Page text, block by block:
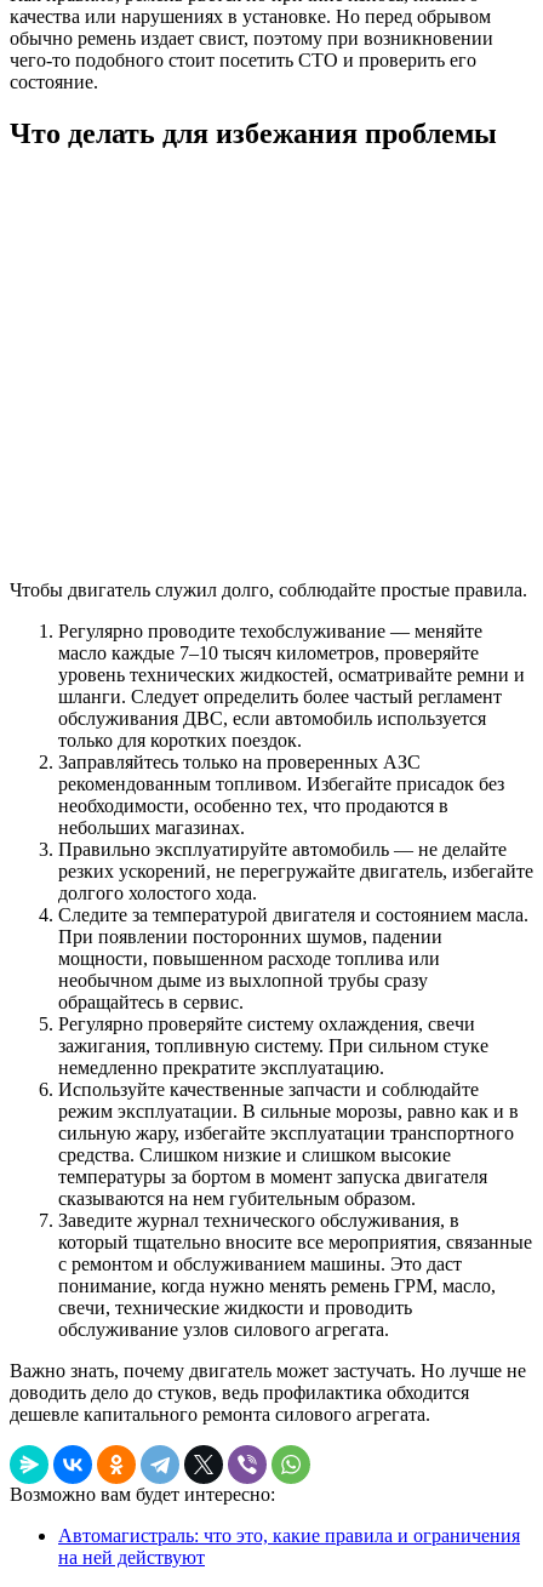
качества или нарушениях в установке. Но перед обрывом
обычно ремень издает свист, поэтому при возникновении
чего-то подобного стоит посетить СТО и проверить его
состояние.
Что делать для избежания проблемы
Чтобы двигатель служил долго, соблюдайте простые правила.
Регулярно проводите техобслуживание — меняйте
масло каждые 7–10 тысяч километров, проверяйте
уровень технических жидкостей, осматривайте ремни и
шланги. Следует определить более частый регламент
обслуживания ДВС, если автомобиль используется
только для коротких поездок.
Заправляйтесь только на проверенных АЗС
рекомендованным топливом. Избегайте присадок без
необходимости, особенно тех, что продаются в
небольших магазинах.
Правильно эксплуатируйте автомобиль — не делайте
резких ускорений, не перегружайте двигатель, избегайте
долгого холостого хода.
Следите за температурой двигателя и состоянием масла.
При появлении посторонних шумов, падении
мощности, повышенном расходе топлива или
необычном дыме из выхлопной трубы сразу
обращайтесь в сервис.
Регулярно проверяйте систему охлаждения, свечи
зажигания, топливную систему. При сильном стуке
немедленно прекратите эксплуатацию.
Используйте качественные запчасти и соблюдайте
режим эксплуатации. В сильные морозы, равно как и в
сильную жару, избегайте эксплуатации транспортного
средства. Слишком низкие и слишком высокие
температуры за бортом в момент запуска двигателя
сказываются на нем губительным образом.
Заведите журнал технического обслуживания, в
который тщательно вносите все мероприятия, связанные
с ремонтом и обслуживанием машины. Это даст
понимание, когда нужно менять ремень ГРМ, масло,
свечи, технические жидкости и проводить
обслуживание узлов силового агрегата.
Важно знать, почему двигатель может застучать. Но лучше не
доводить дело до стуков, ведь профилактика обходится
дешевле капитального ремонта силового агрегата.
Возможно вам будет интересно:
Автомагистраль: что это, какие правила и ограничения
на ней действуют